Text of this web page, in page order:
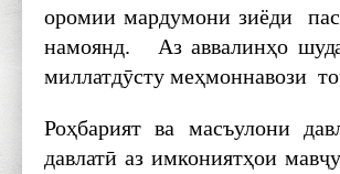
оромии мардумони зиёди
намоянд. Аз аввалинҳо
миллатдӯсту меҳмоннавози
Роҳбарият ва масъулони
давлатӣ аз имкониятҳои